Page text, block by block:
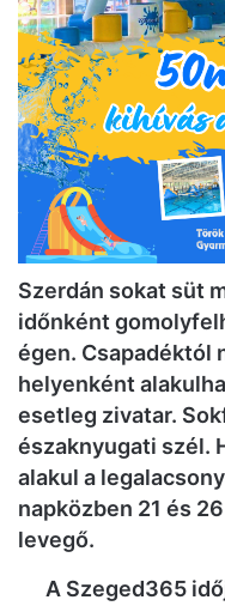
Szerdán sokat süt
időnként
égen. Csapadéktól
helyenként
esetleg zivatar.
északnyugati szél.
alakul a
napközben 21 és
levegő.
A Szeged365